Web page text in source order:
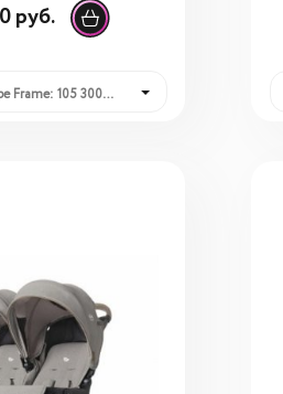
руб.
Almond Beige / Taupe Frame: 105 300,00 руб.